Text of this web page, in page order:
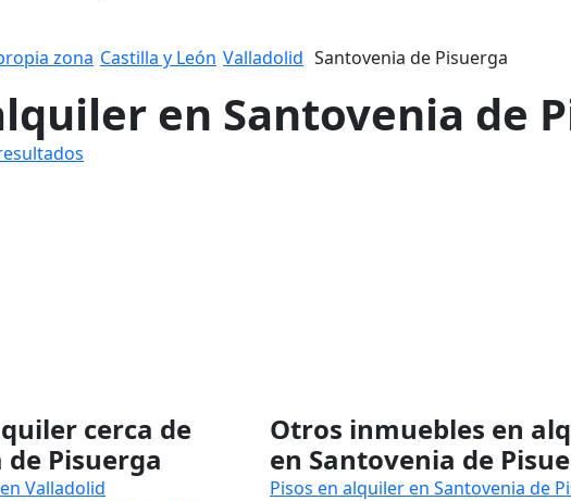
zona Castilla y León Valladolid Santovenia de Pisuerga
en Santovenia de
cerca de
Pisuerga
Valladolid
Otros inmuebles en
en Santovenia de
Pisos en alquiler en Santovenia de